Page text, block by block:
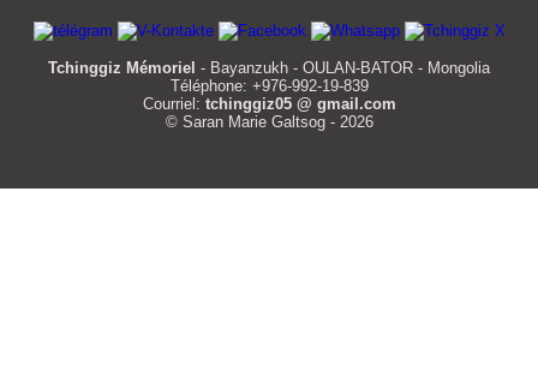
Tchinggiz Mémoriel - Bayanzukh - OULAN-BATOR - Mongolia
Téléphone: +976-992-19-839
Courriel: tchinggiz05 @ gmail.com
© Saran Marie Galtsog - 2026